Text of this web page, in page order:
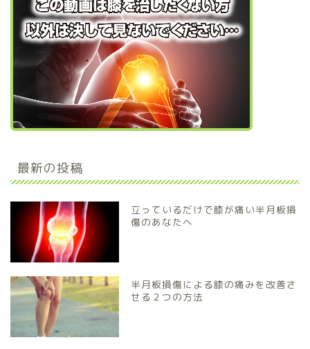
最新の投稿
立っているだけで膝が痛い半月板損
傷のあなたへ
半月板損傷による膝の痛みを改善さ
せる２つの方法